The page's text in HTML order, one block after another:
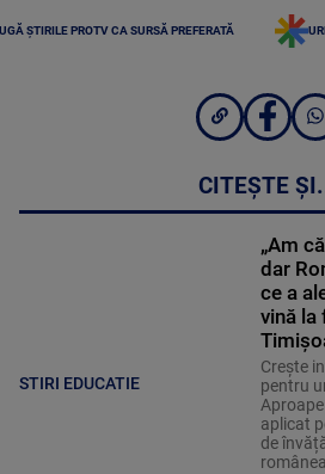
ȘTIRILE PROTV CA SURSĂ PREFERATĂ
CITEȘTE
STIRI EDUCATIE
„Am
dar
ce a
vină la
Creşte
pentru
aplicat
de